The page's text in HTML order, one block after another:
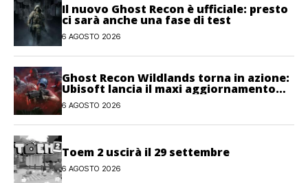
Il nuovo Ghost Recon è ufficiale: presto
ci sarà anche una fase di test
6 AGOSTO 2026
Ghost Recon Wildlands torna in azione:
Ubisoft lancia il maxi aggiornamento
gratuito Last Rites
6 AGOSTO 2026
Toem 2 uscirà il 29 settembre
6 AGOSTO 2026